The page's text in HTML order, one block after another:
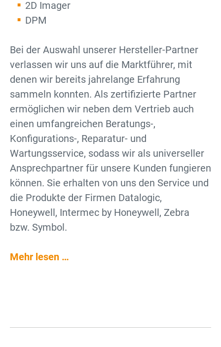
2D Imager
DPM
Bei der Auswahl unserer Hersteller-Partner
verlassen wir uns auf die Marktführer, mit
denen wir bereits jahrelange Erfahrung
sammeln konnten. Als zertifizierte Partner
ermöglichen wir neben dem Vertrieb auch
einen umfangreichen Beratungs-,
Konfigurations-, Reparatur- und
Wartungsservice, sodass wir als universeller
Ansprechpartner für unsere Kunden fungieren
können. Sie erhalten von uns den Service und
die Produkte der Firmen Datalogic,
Honeywell, Intermec by Honeywell, Zebra
bzw. Symbol.
Mehr lesen …
eingesetzt werden sollten
der richtige – USB, Bluetooth